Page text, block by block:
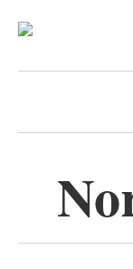
Archiv
Kontakt